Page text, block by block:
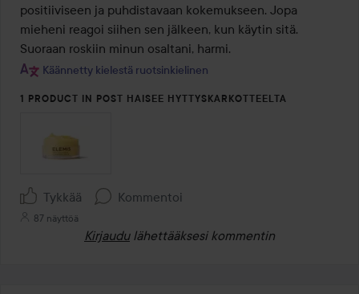
positiiviseen ja puhdistavaan kokemukseen. Jopa
mieheni reagoi siihen sen jälkeen, kun käytin sitä.
Suoraan roskiin minun osaltani, harmi.
Käännetty kielestä ruotsinkielinen
1 PRODUCT IN POST HAISEE HYTTYSKARKOTTEELTA
Tykkää Kommentoi
87 näyttöä
Kirjaudu lähettääksesi kommentin